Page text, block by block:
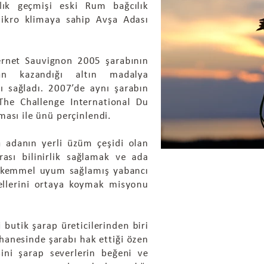
geçmişi eski Rum bağcılık
klimaya sahip Avşa Adası
Sauvignon 2005 şarabının
kazandığı altın madalya
2007’de aynı şarabın
Challenge International Du
ile ünü perçinlendi.
yerli üzüm çeşidi olan
bilinirlik sağlamak ve ada
uyum sağlamış yabancı
ortaya koymak misyonu
butik şarap üreticilerinden biri
şarabı hak ettiği özen
şarap severlerin beğeni ve